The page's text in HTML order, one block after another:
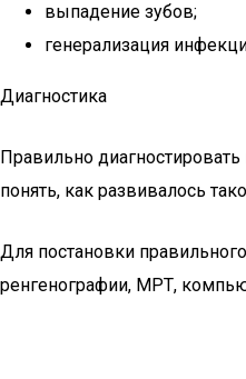
выпадение зубов;
генерализация
Диагностика
Правильно
понять, как развивалось
Для постановки
ренгенографии, МРТ,